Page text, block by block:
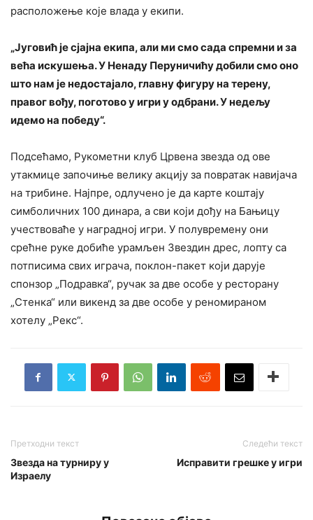
расположење које влада у екипи.
„Југовић је сјајна екипа, али ми смо сада спремни и за
већа искушења. У Ненаду Перуничићу добили смо оно
што нам је недостајало, главну фигуру на терену,
правог вођу, поготово у игри у одбрани. У недељу
идемо на победу“.
Подсећамо, Рукометни клуб Црвена звезда од ове
утакмице започиње велику акцију за повратак навијача
на трибине. Најпре, одлучено је да карте коштају
симболичних 100 динара, а сви који дођу на Бањицу
учествоваће у наградној игри. У полувремену они
срећне руке добиће урамљен Звездин дрес, лопту са
потписима свих играча, поклон-пакет који дарује
спонзор „Подравка“, ручак за две особе у ресторану
„Стенка“ или викенд за две особе у реномираном
хотелу „Рекс“.
Претходни текст
Звезда на турниру у
Израелу
Следећи текст
Исправити грешке у игри